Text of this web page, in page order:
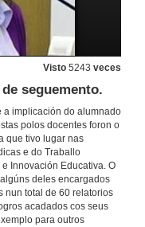
Visto 5243 veces
seguemento.
a implicación do alumnado
polos docentes foron o
que tivo lugar nas
e do Traballo
Innovación Educativa. O
deles encargados
nun total de 60 relatorios
acadados cos seus
para outros
A importación do emprego de material audiovisual para impartir clases sobre comunicación política.